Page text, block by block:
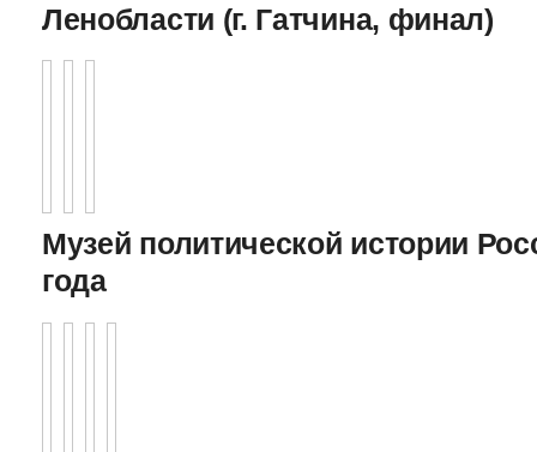
Ленобласти (г. Гатчина, финал)
Музей политической истории
года